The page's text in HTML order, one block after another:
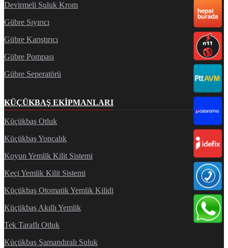
Devirmeli Suluk Krom
Gübre Sıyırıcı
Gübre Karıştırıcı
Gübre Pompası
Gübre Seperatörü
KÜÇÜKBAŞ EKIPMANLARI
Küçükbaş Otluk
Küçükbaş Yoncalık
Koyun Yemlik Kilit Sistemi
Keçi Yemlik Kilit Sistemi
Küçükbaş Otomatik Yemlik Kilidi
Küçükbaş Akıllı Yemlik
Tek Taraflı Otluk
Küçükbaş Şamandıralı Suluk